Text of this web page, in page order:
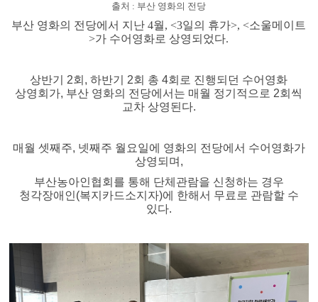
출처 : 부산 영화의 전당
부산 영화의 전당에서 지난 4월, <3일의 휴가>, <소울메이트
>가 수어영화로 상영되었다.
상반기 2회, 하반기 2회 총 4회로 진행되던 수어영화
상영회가, 부산 영화의 전당에서는 매월 정기적으로 2회씩
교차 상영된다.
매월 셋째주, 넷째주 월요일에 영화의 전당에서 수어영화가
상영되며,
부산농아인협회를 통해 단체관람을 신청하는 경우
청각장애인(복지카드소지자)에 한해서 무료로 관람할 수
있다.